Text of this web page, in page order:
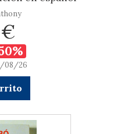
08/26